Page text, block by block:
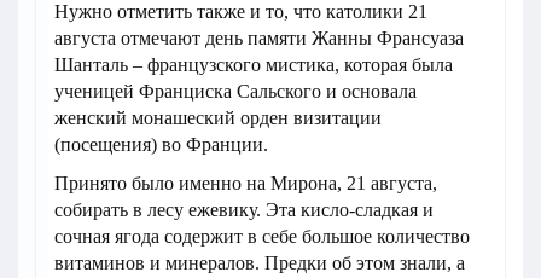
Нужно отметить также и то, что католики 21
августа отмечают день памяти Жанны Франсуаза
Шанталь – французского мистика, которая была
ученицей Франциска Сальского и основала
женский монашеский орден визитации
(посещения) во Франции.
Принято было именно на Мирона, 21 августа,
собирать в лесу ежевику. Эта кисло-сладкая и
сочная ягода содержит в себе большое количество
витаминов и минералов. Предки об этом знали, а